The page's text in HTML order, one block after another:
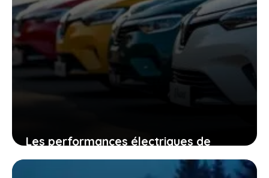
Les performances électriques de
renault qui vont vous surprendre et